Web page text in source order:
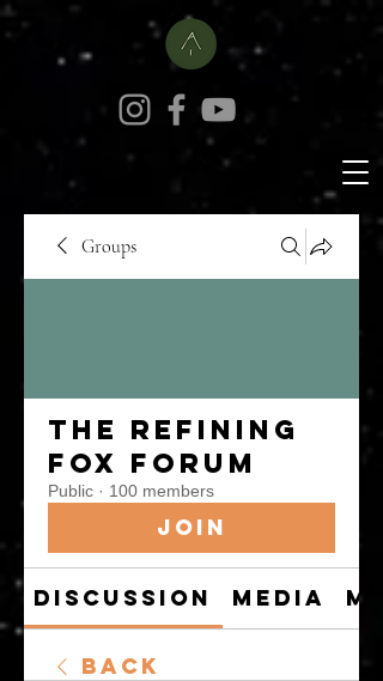
Groups
The Refining
Fox Forum
Public · 100 members
Join
Discussion Media
Back